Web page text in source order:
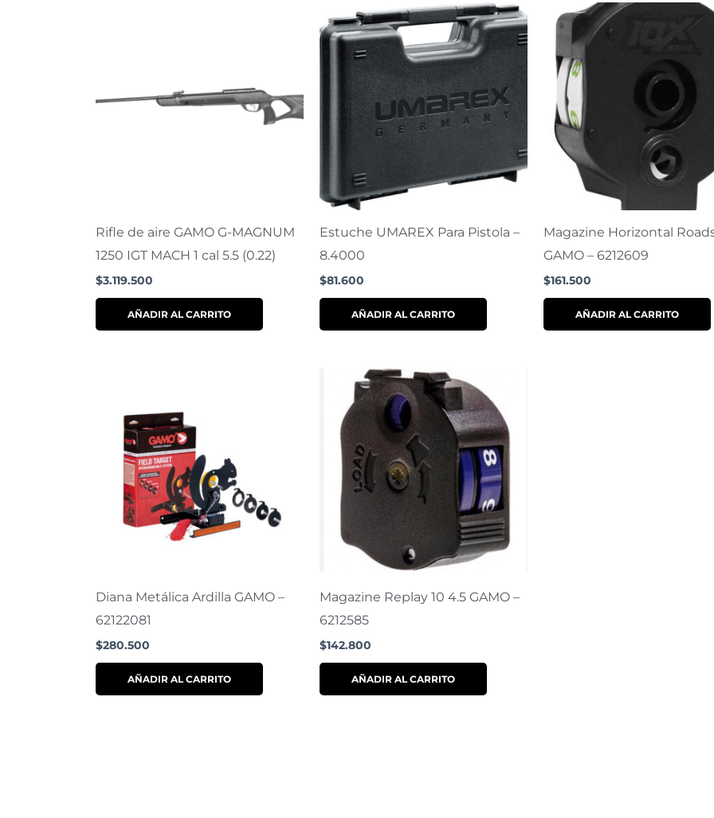
Rifle de aire GAMO G-MAGNUM
1250 IGT MACH 1 cal 5.5 (0.22)
$3.119.500
AÑADIR AL CARRITO
Estuche UMAREX Para Pistola –
8.4000
$81.600
AÑADIR AL CARRITO
Magazine Horizontal
GAMO – 6212609
$161.500
AÑADIR AL CARRITO
Diana Metálica Ardilla GAMO –
62122081
$280.500
AÑADIR AL CARRITO
Magazine Replay 10 4.5 GAMO –
6212585
$142.800
AÑADIR AL CARRITO